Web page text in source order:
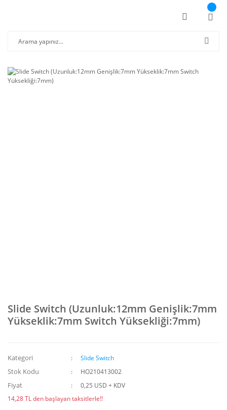
Slide Switch (Uzunluk:12mm Genişlik:7mm
Yükseklik:7mm Switch Yüksekliği:7mm)
Kategori Slide Switch
Stok Kodu HO210413002
Fiyat
0,25 USD + KDV
14,28 TL den başlayan taksitlerle!!